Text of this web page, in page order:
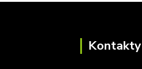
Kontakty